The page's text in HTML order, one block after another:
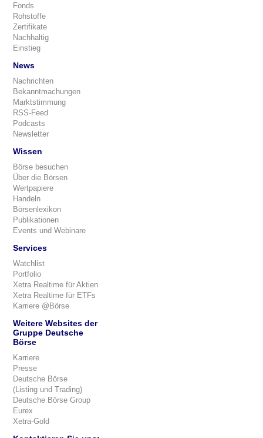
Fonds
Rohstoffe
Zertifikate
Nachhaltig
Einstieg
News
Nachrichten
Bekanntmachungen
Marktstimmung
RSS-Feed
Podcasts
Newsletter
Wissen
Börse besuchen
Über die Börsen
Wertpapiere
Handeln
Börsenlexikon
Publikationen
Events und Webinare
Services
Watchlist
Portfolio
Xetra Realtime für Aktien
Xetra Realtime für ETFs
Karriere @Börse
Weitere Websites der
Gruppe Deutsche
Börse
Karriere
Presse
Deutsche Börse
(Listing und Trading)
Deutsche Börse Group
Eurex
Xetra-Gold